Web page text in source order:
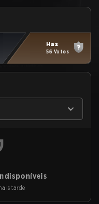
Has
56 Votos
tarde